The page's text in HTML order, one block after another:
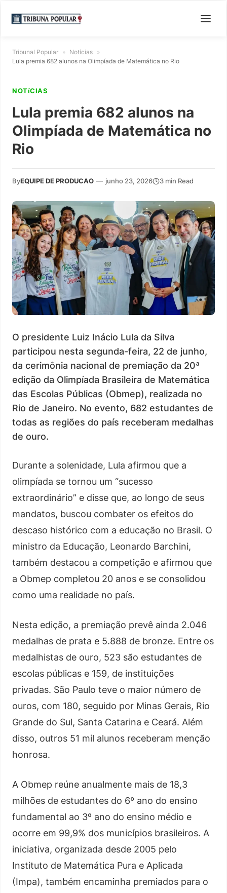
Tribunal Popular » Notícias »
Lula premia 682 alunos na Olimpíada de Matemática no Rio
NOTíCIAS
Lula premia 682 alunos na
Olimpíada de Matemática no
Rio
ByEQUIPE DE PRODUCAO — junho 23, 2026 3 min Read
O presidente Luiz Inácio Lula da Silva
participou nesta segunda-feira, 22 de junho,
da cerimônia nacional de premiação da 20ª
edição da Olimpíada Brasileira de Matemática
das Escolas Públicas (Obmep), realizada no
Rio de Janeiro. No evento, 682 estudantes de
todas as regiões do país receberam medalhas
de ouro.
Durante a solenidade, Lula afirmou que a
olimpíada se tornou um “sucesso
extraordinário” e disse que, ao longo de seus
mandatos, buscou combater os efeitos do
descaso histórico com a educação no Brasil. O
ministro da Educação, Leonardo Barchini,
também destacou a competição e afirmou que
a Obmep completou 20 anos e se consolidou
como uma realidade no país.
Nesta edição, a premiação prevê ainda 2.046
medalhas de prata e 5.888 de bronze. Entre os
medalhistas de ouro, 523 são estudantes de
escolas públicas e 159, de instituições
privadas. São Paulo teve o maior número de
ouros, com 180, seguido por Minas Gerais, Rio
Grande do Sul, Santa Catarina e Ceará. Além
disso, outros 51 mil alunos receberam menção
honrosa.
A Obmep reúne anualmente mais de 18,3
milhões de estudantes do 6º ano do ensino
fundamental ao 3º ano do ensino médio e
ocorre em 99,9% dos municípios brasileiros. A
iniciativa, organizada desde 2005 pelo
Instituto de Matemática Pura e Aplicada
(Impa), também encaminha premiados para o